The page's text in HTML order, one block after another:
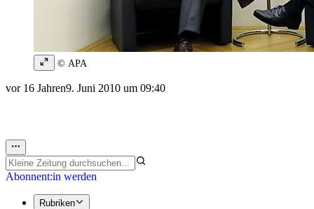
© APA
vor 16 Jahren9. Juni 2010 um 09:40
Abonnent:in werden
Rubriken